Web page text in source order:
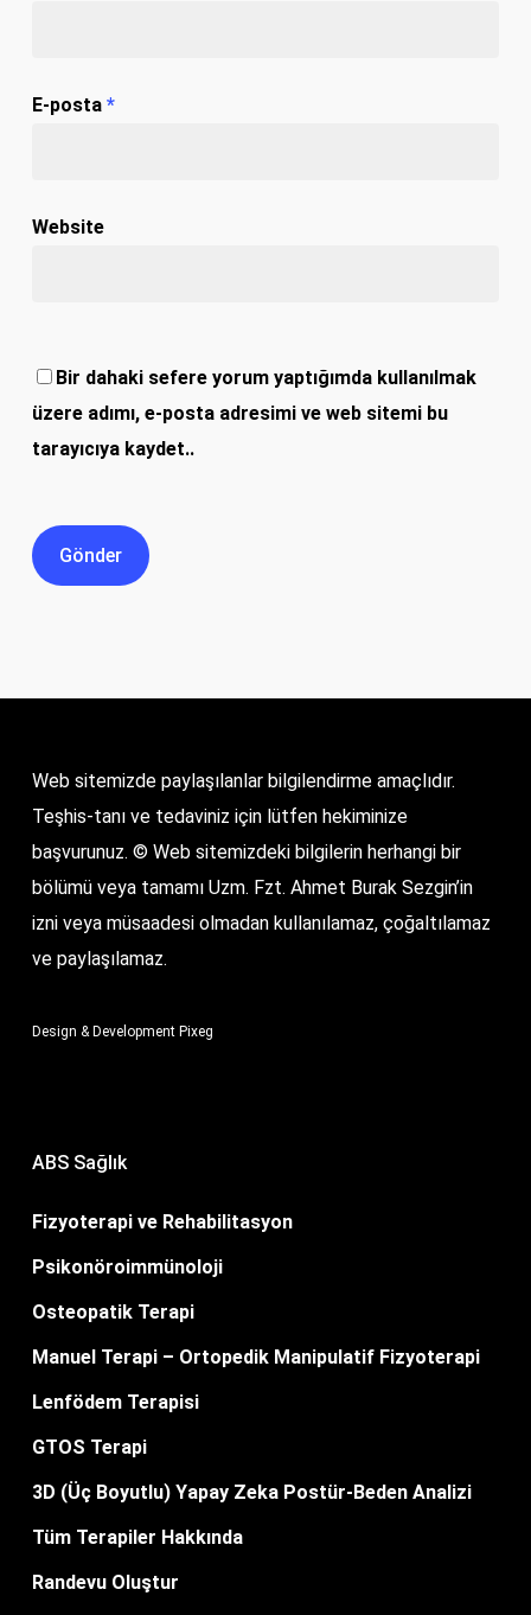
E-posta *
Website
Bir dahaki sefere yorum yaptığımda kullanılmak
üzere adımı, e-posta adresimi ve web sitemi bu
tarayıcıya kaydet..
Web sitemizde paylaşılanlar bilgilendirme amaçlıdır.
Teşhis-tanı ve tedaviniz için lütfen hekiminize
başvurunuz. © Web sitemizdeki bilgilerin herhangi bir
bölümü veya tamamı Uzm. Fzt. Ahmet Burak Sezgin’in
izni veya müsaadesi olmadan kullanılamaz, çoğaltılamaz
ve paylaşılamaz.
Design & Development Pixeg
ABS Sağlık
Fizyoterapi ve Rehabilitasyon
Psikonöroimmünoloji
Osteopatik Terapi
Manuel Terapi – Ortopedik Manipulatif Fizyoterapi
Lenfödem Terapisi
GTOS Terapi
3D (Üç Boyutlu) Yapay Zeka Postür-Beden Analizi
Tüm Terapiler Hakkında
Randevu Oluştur